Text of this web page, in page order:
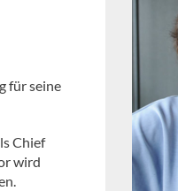
für seine
Chief
wird